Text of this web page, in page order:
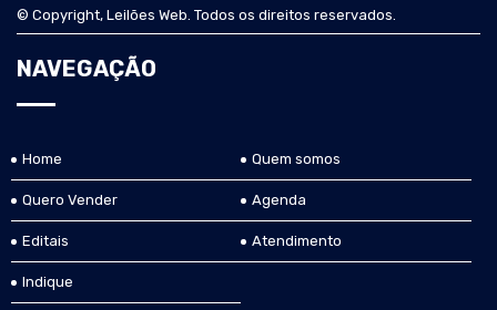
© Copyright, Leilões Web. Todos os direitos reservados.
NAVEGAÇÃO
Home Quem somos
Quero Vender Agenda
Editais Atendimento
Indique